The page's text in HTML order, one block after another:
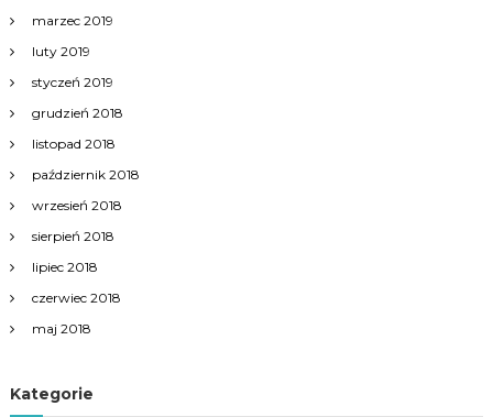
marzec 2019
luty 2019
styczeń 2019
grudzień 2018
listopad 2018
październik 2018
wrzesień 2018
sierpień 2018
lipiec 2018
czerwiec 2018
maj 2018
Kategorie